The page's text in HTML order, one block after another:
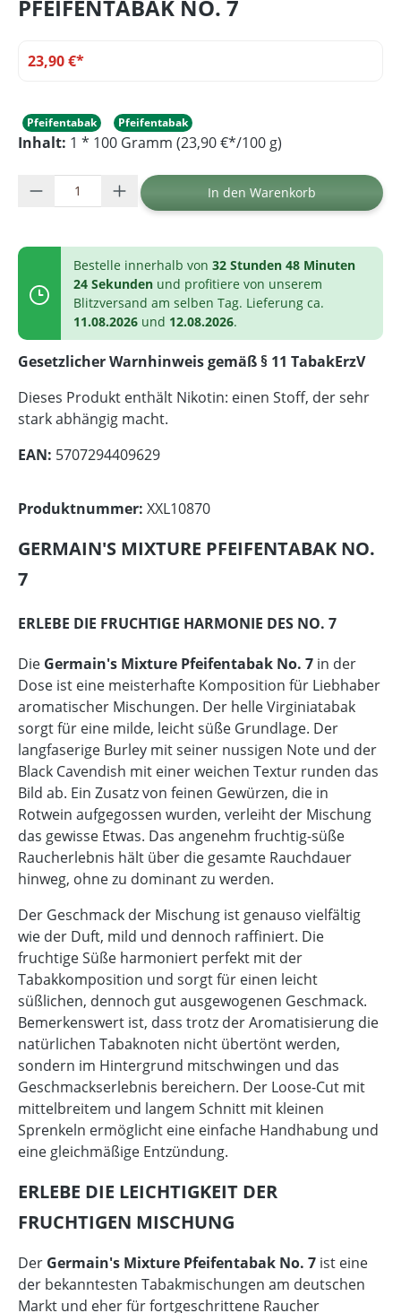
PFEIFENTABAK NO. 7
23,90 €*
Pfeifentabak Pfeifentabak
Inhalt: 1 * 100 Gramm (23,90 €*/100 g)
Produkt Anzahl: Gib den gewünschten
In den Warenkorb
Bestelle innerhalb von 32 Stunden 48 Minuten
24 Sekunden und profitiere von unserem
Blitzversand am selben Tag. Lieferung ca.
11.08.2026 und 12.08.2026.
Gesetzlicher Warnhinweis gemäß § 11 TabakErzV
Dieses Produkt enthält Nikotin: einen Stoff, der sehr
stark abhängig macht.
EAN: 5707294409629
Produktnummer: XXL10870
GERMAIN'S MIXTURE PFEIFENTABAK NO.
7
ERLEBE DIE FRUCHTIGE HARMONIE DES NO. 7
Die Germain's Mixture Pfeifentabak No. 7 in der
Dose ist eine meisterhafte Komposition für Liebhaber
aromatischer Mischungen. Der helle Virginiatabak
sorgt für eine milde, leicht süße Grundlage. Der
langfaserige Burley mit seiner nussigen Note und der
Black Cavendish mit einer weichen Textur runden das
Bild ab. Ein Zusatz von feinen Gewürzen, die in
Rotwein aufgegossen wurden, verleiht der Mischung
das gewisse Etwas. Das angenehm fruchtig-süße
Raucherlebnis hält über die gesamte Rauchdauer
hinweg, ohne zu dominant zu werden.
Der Geschmack der Mischung ist genauso vielfältig
wie der Duft, mild und dennoch raffiniert. Die
fruchtige Süße harmoniert perfekt mit der
Tabakkomposition und sorgt für einen leicht
süßlichen, dennoch gut ausgewogenen Geschmack.
Bemerkenswert ist, dass trotz der Aromatisierung die
natürlichen Tabaknoten nicht übertönt werden,
sondern im Hintergrund mitschwingen und das
Geschmackserlebnis bereichern. Der Loose-Cut mit
mittelbreitem und langem Schnitt mit kleinen
Sprenkeln ermöglicht eine einfache Handhabung und
eine gleichmäßige Entzündung.
ERLEBE DIE LEICHTIGKEIT DER
FRUCHTIGEN MISCHUNG
Der Germain's Mixture Pfeifentabak No. 7 ist eine
der bekanntesten Tabakmischungen am deutschen
Markt und eher für fortgeschrittene Raucher